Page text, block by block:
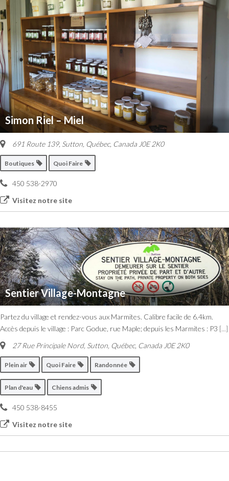
Simon Riel – Miel
691 Route 139, Sutton, Québec, Canada J0E 2K0
Boutiques Quoi Faire
450 538-2970
Visitez notre site
Sentier Village-Montagne
Partez du village et rendez-vous aux Marmites. Calibre facile de 6.4km.
Accès depuis le village : Parc Godue, rue Maple; depuis les Marmites : P3 [...]
27 Rue Principale Nord, Sutton, Québec, Canada J0E 2K0
Plein air Quoi Faire Randonnée
Plan d'eau Chiens admis
450 538-8455
Visitez notre site